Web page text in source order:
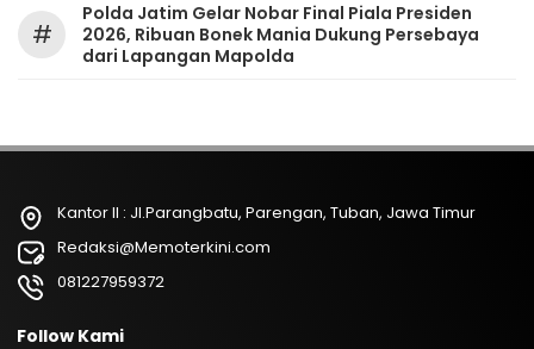
#
Polda Jatim Gelar Nobar Final Piala Presiden
2026, Ribuan Bonek Mania Dukung Persebaya
dari Lapangan Mapolda
Kantor II : Jl.Parangbatu, Parengan, Tuban, Jawa Timur
Redaksi@Memoterkini.com
081227959372
Follow Kami